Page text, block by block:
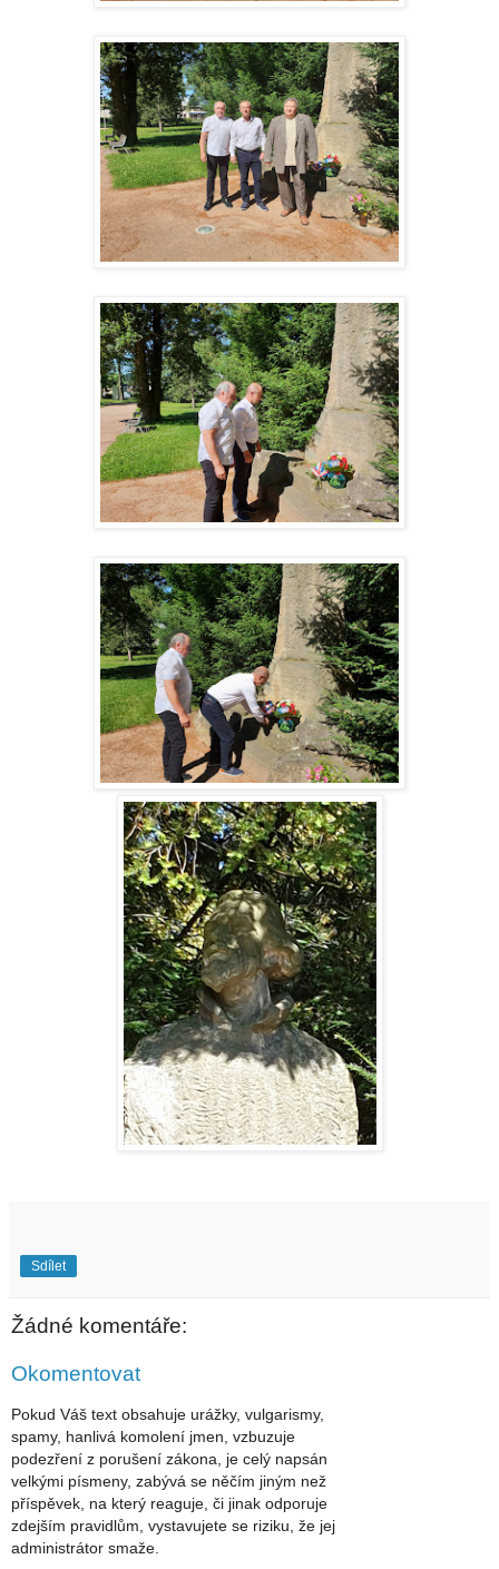
Sdílet
Žádné komentáře:
Okomentovat
Pokud Váš text obsahuje urážky, vulgarismy,
spamy, hanlivá komolení jmen, vzbuzuje
podezření z porušení zákona, je celý napsán
velkými písmeny, zabývá se něčím jiným než
příspěvek, na který reaguje, či jinak odporuje
zdejším pravidlům, vystavujete se riziku, že jej
administrátor smaže.